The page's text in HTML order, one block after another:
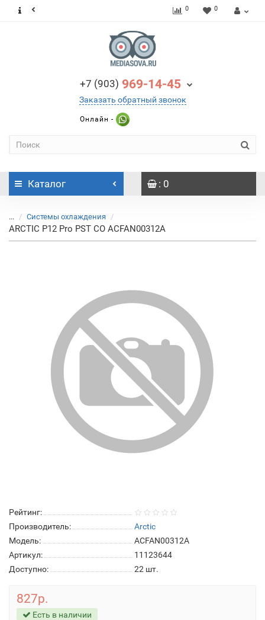
0 0
+7 (903) 969-14-45
Заказать обратный звонок
Онлайн -
Каталог : 0
... Системы охлаждения
ARCTIC P12 Pro PST CO ACFAN00312A
Рейтинг:
Производитель:
Arctic
Модель:
ACFAN00312A
Артикул:
11123644
Доступно:
22 шт.
827р.
Есть в наличии